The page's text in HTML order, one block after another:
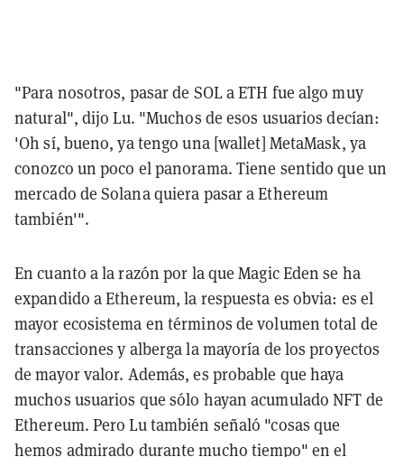
"Para nosotros, pasar de SOL a ETH fue algo muy
natural", dijo Lu. "Muchos de esos usuarios decían:
'Oh sí, bueno, ya tengo una [wallet] MetaMask, ya
conozco un poco el panorama. Tiene sentido que un
mercado de Solana quiera pasar a Ethereum
también'".
En cuanto a la razón por la que Magic Eden se ha
expandido a Ethereum, la respuesta es obvia: es el
mayor ecosistema en términos de volumen total de
transacciones y alberga la mayoría de los proyectos
de mayor valor. Además, es probable que haya
muchos usuarios que sólo hayan acumulado NFT de
Ethereum. Pero Lu también señaló "cosas que
hemos admirado durante mucho tiempo" en el